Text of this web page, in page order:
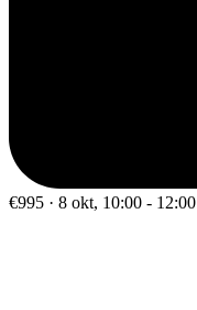
€995 · 8 okt, 10:00 - 12:00